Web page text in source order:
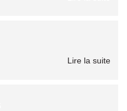
Lire la suite